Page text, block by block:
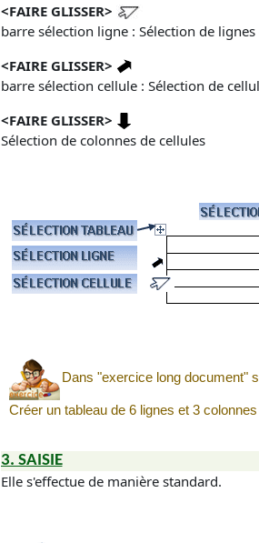
<FAIRE GLISSER>
barre sélection ligne : Sélection de lignes
<FAIRE GLISSER>
barre sélection cellule : Sélection de
<FAIRE GLISSER>
Sélection de colonnes de cellules
Dans "exercice long document"
Créer un tableau de 6 lignes et 3 colonnes
3. SAISIE
Elle s'effectue de manière standard.